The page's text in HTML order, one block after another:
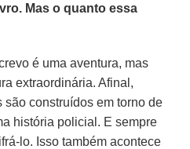
Mas o quanto essa
é uma aventura, mas
extraordinária. Afinal,
são construídos em torno de
história policial. E sempre
lo. Isso também acontece